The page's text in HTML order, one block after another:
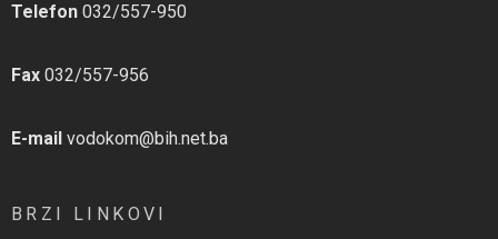
Telefon 032/557-950
Fax 032/557-956
E-mail vodokom@bih.net.ba
BRZI LINKOVI